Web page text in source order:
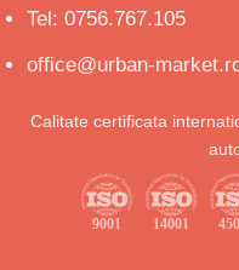
Tel: 0756.767.105
office@urban-
Calitate certificata